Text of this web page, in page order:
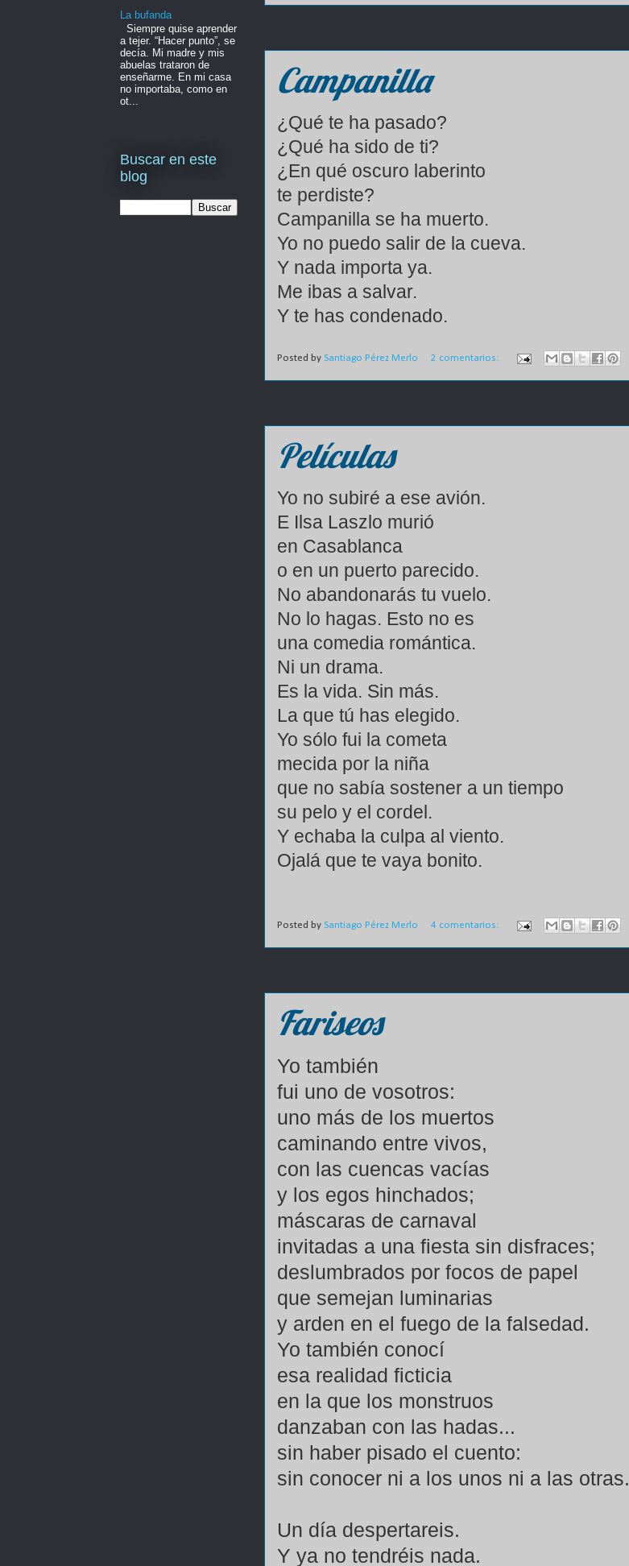
Campanilla
¿Qué te ha pasado?
¿Qué ha sido de ti?
¿En qué oscuro laberinto
te perdiste?
Campanilla se ha muerto.
Yo no puedo salir de la cueva.
Y nada importa ya.
Me ibas a salvar.
Y te has condenado.
Posted by Santiago Pérez Merlo 2 comentarios:
Películas
Yo no subiré a ese avión.
E Ilsa Laszlo murió
en Casablanca
o en un puerto parecido.
No abandonarás tu vuelo.
No lo hagas. Esto no es
una comedia romántica.
Ni un drama.
Es la vida. Sin más.
La que tú has elegido.
Yo sólo fui la cometa
mecida por la niña
que no sabía sostener a un tiempo
su pelo y el cordel.
Y echaba la culpa al viento.
Ojalá que te vaya bonito.
Posted by Santiago Pérez Merlo 4 comentarios:
Fariseos
Yo también
fui uno de vosotros:
uno más de los muertos
caminando entre vivos,
con las cuencas vacías
y los egos hinchados;
máscaras de carnaval
invitadas a una fiesta sin disfraces;
deslumbrados por focos de papel
que semejan luminarias
y arden en el fuego de la falsedad.
Yo también conocí
esa realidad ficticia
en la que los monstruos
danzaban con las hadas...
sin haber pisado el cuento:
sin conocer ni a los unos ni a las otras.
Un día despertareis.
Y ya no tendréis nada.
La bufanda
Siempre quise aprender
a tejer. “Hacer punto”, se
decía. Mi madre y mis
abuelas trataron de
enseñarme. En mi casa
no importaba, como en
ot...
Buscar en este
blog